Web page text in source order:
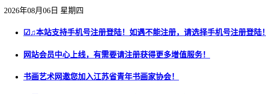
2026年08月06日 星期四
☑♫本站支持手机号注册登陆！如遇不能注册，请选择手机号注册登陆！
网站会员中心上线，有需要请注册获得更多增值服务！
书画艺术网邀您加入江苏省青年书画家协会！